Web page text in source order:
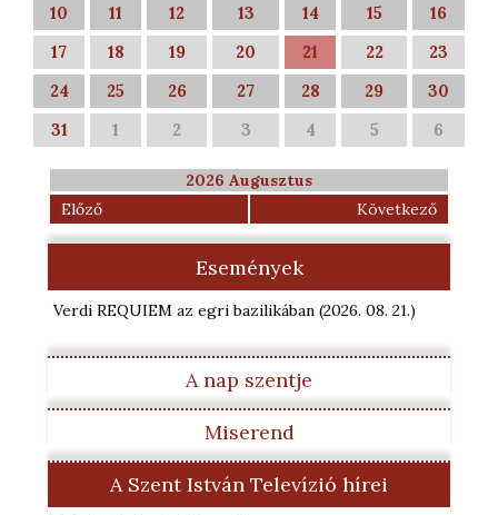
10
11 12 13 14 15
16
17
18 19 20 21 22
23
24
25 26 27 28 29
30
31
1 2 3 4 5 6
2026 Augusztus
Előző
Következő
Események
Verdi REQUIEM az egri bazilikában (2026. 08. 21.)
A nap szentje
Miserend
A Szent István Televízió hírei